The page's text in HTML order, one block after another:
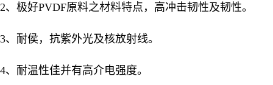
2、极好PVDF原料之材料特点，高冲击韧性及韧性。
3、耐侯，抗紫外光及核放射线。
4、耐温性佳并有高介电强度。